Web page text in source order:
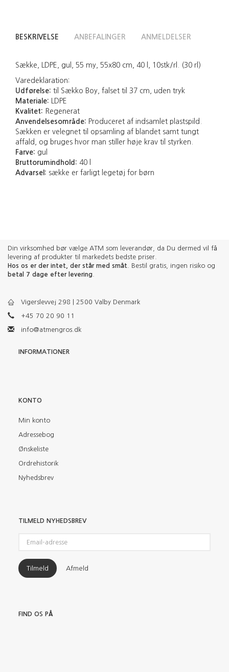
BESKRIVELSE ANBEFALINGER ANMELDELSER
Sække, LDPE, gul, 55 my, 55x80 cm, 40 l, 10stk/rl. (30 rl)
Varedeklaration:
Udførelse: til Sækko Boy, falset til 37 cm, uden tryk
Materiale: LDPE
Kvalitet: Regenerat
Anvendelsesområde: Produceret af indsamlet plastspild.
Sækken er velegnet til opsamling af blandet samt tungt
affald, og bruges hvor man stiller høje krav til styrken.
Farve: gul
Bruttorumindhold: 40 l
Advarsel: sække er farligt legetøj for børn
Din virksomhed bør vælge ATM som leverandør, da Du dermed vil få
levering af produkter til markedets bedste priser.
Hos os er der intet, der står med småt . Bestil gratis, ingen risiko og
betal 7 dage efter levering
Vigerslevvej 298 | 2500 Valby Denmark
+45 70 20 90 11
info@atmengros.dk
INFORMATIONER
KONTO
Min konto
Adressebog
Ønskeliste
Ordrehistorik
Nyhedsbrev
TILMELD NYHEDSBREV
adresse
Tilmeld Afmeld
FIND OS PÅ